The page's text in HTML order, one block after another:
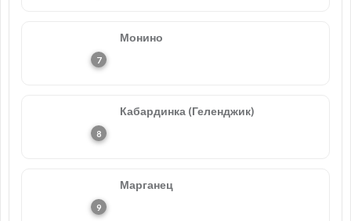
Монино
Кабардинка (Геленджик)
Марганец